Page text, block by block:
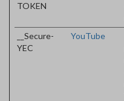
TOKEN
__Secure-
YEC
YouTube